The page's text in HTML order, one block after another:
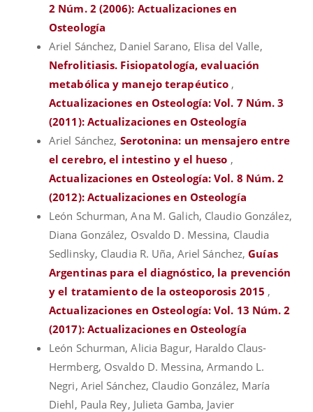
2 Núm. 2 (2006): Actualizaciones en
Osteología
Ariel Sánchez, Daniel Sarano, Elisa del Valle,
Nefrolitiasis. Fisiopatología, evaluación
metabólica y manejo terapéutico ,
Actualizaciones en Osteología: Vol. 7 Núm. 3
(2011): Actualizaciones en Osteología
Ariel Sánchez, Serotonina: un mensajero entre
el cerebro, el intestino y el hueso ,
Actualizaciones en Osteología: Vol. 8 Núm. 2
(2012): Actualizaciones en Osteología
León Schurman, Ana M. Galich, Claudio González,
Diana González, Osvaldo D. Messina, Claudia
Sedlinsky, Claudia R. Uña, Ariel Sánchez,Guías
Argentinas para el diagnóstico, la prevención
y el tratamiento de la osteoporosis 2015 ,
Actualizaciones en Osteología: Vol. 13 Núm. 2
(2017): Actualizaciones en Osteología
León Schurman, Alicia Bagur, Haraldo Claus-
Hermberg, Osvaldo D. Messina, Armando L.
Negri, Ariel Sánchez, Claudio González, María
Diehl, Paula Rey, Julieta Gamba, Javier